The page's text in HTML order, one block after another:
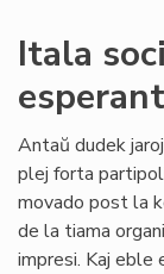
Itala
Antaŭ dudek
plej forta
movado post la
de la tiama
impresi. Kaj eble